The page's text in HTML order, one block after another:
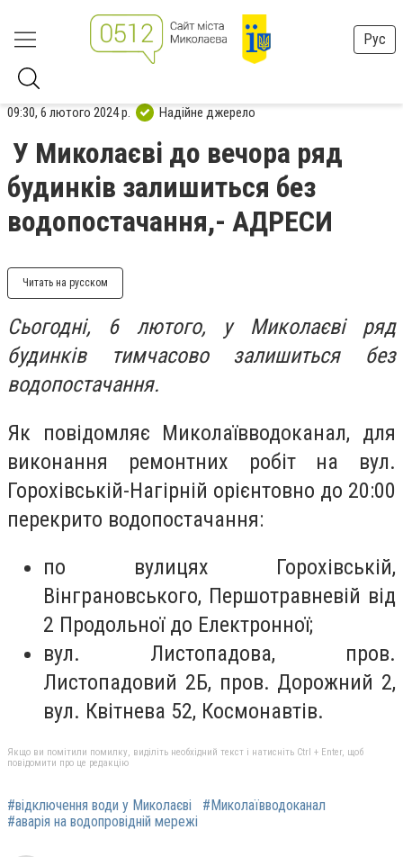
Рус
09:30, 6 лютого 2024 р. Надійне джерело
У Миколаєві до вечора ряд
будинків залишиться без
водопостачання,- АДРЕСИ
Читать на русском
Сьогодні, 6 лютого, у Миколаєві ряд
будинків тимчасово залишиться без
водопостачання.
Як повідомляє Миколаївводоканал, для
виконання ремонтних робіт на вул.
Горохівській-Нагірній орієнтовно до 20:00
перекрито водопостачання:
по вулицях Горохівській,
Вінграновського, Першотравневій від
2 Продольної до Електронної;
вул. Листопадова, пров.
Листопадовий 2Б, пров. Дорожний 2,
вул. Квітнева 52, Космонавтів.
Якщо ви помітили помилку, виділіть необхідний текст і натисніть Ctrl + Enter, щоб
повідомити про це редакцію
#відключення води у Миколаєві
#Миколаївводоканал
#аварія на водопровідній мережі